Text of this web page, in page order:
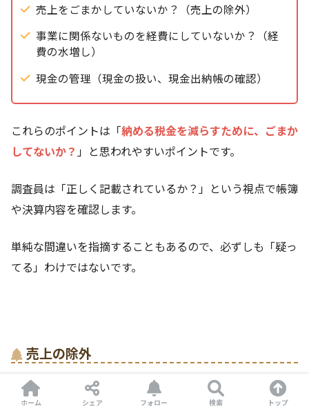
売上をごまかしていないか？（売上の除外）
事業に関係ないものを経費にしていないか？（経
費の水増し）
現金の管理（現金の扱い、現金出納帳の確認）
これらのポイントは「納める税金を減らすために、ごまか
してないか？ 」と思われやすいポイントです。
調査員は「正しく記載されているか？」という視点で帳簿
や決算内容を確認します。
単純な間違いを指摘することもあるので、必ずしも「疑っ
てる」わけではないです。
売上の除外
原則として 利益が増えれば、納税額が増えます
ホーム シェア フォロー 検索 トップ